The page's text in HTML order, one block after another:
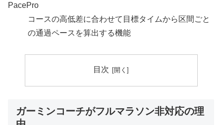
PacePro
コースの高低差に合わせて目標タイムから区間ごと
の通過ペースを算出する機能
目次
ガーミンコーチがフルマラソン非対応の理